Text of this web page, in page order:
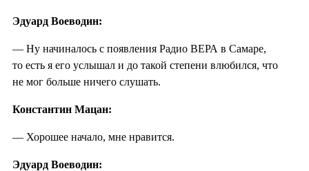
Эдуард Воеводин:
— Ну начиналось с появления Радио ВЕРА в Самаре,
то есть я его услышал и до такой степени влюбился, что
не мог больше ничего слушать.
Константин Мацан:
— Хорошее начало, мне нравится.
Эдуард Воеводин: